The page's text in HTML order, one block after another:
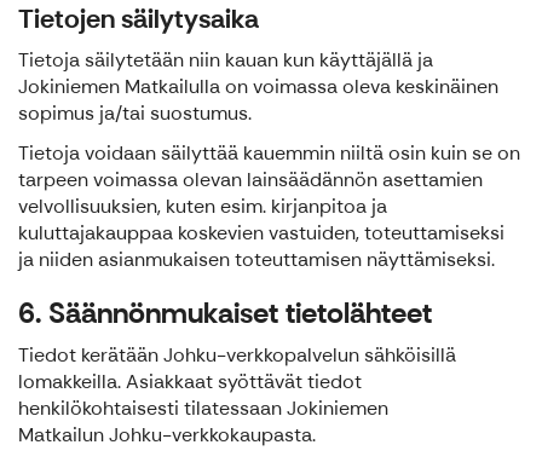
Tietojen säilytysaika
Tietoja säilytetään niin kauan kun käyttäjällä ja
Jokiniemen Matkailulla on voimassa oleva keskinäinen
sopimus ja/tai suostumus.
Tietoja voidaan säilyttää kauemmin niiltä osin kuin se on
tarpeen voimassa olevan lainsäädännön asettamien
velvollisuuksien, kuten esim. kirjanpitoa ja
kuluttajakauppaa koskevien vastuiden, toteuttamiseksi
ja niiden asianmukaisen toteuttamisen näyttämiseksi.
6. Säännönmukaiset tietolähteet
Tiedot kerätään Johku-verkkopalvelun sähköisillä
lomakkeilla. Asiakkaat syöttävät tiedot
henkilökohtaisesti tilatessaan Jokiniemen
Matkailun Johku-verkkokaupasta.